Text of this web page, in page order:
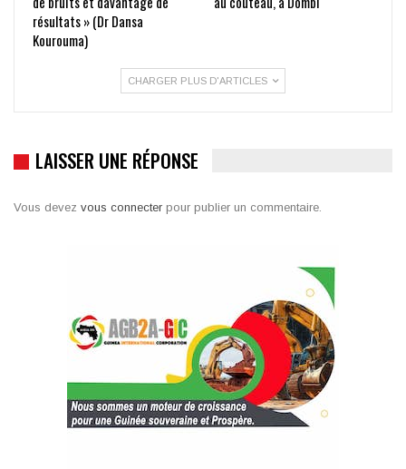
résultats » (Dr Dansa
Kourouma)
CHARGER PLUS D'ARTICLES
LAISSER UNE RÉPONSE
Vous devez vous connecter pour publier un commentaire.